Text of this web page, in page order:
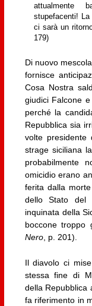
attualmente
stupefacenti! La
ci sarà un
179)
Di nuovo
fornisce
Cosa Nostra
giudici Falcone
perché la
Repubblica sia
volte presidente
strage siciliana
probabilmente
omicidio erano
ferita dalla
dello Stato del
inquinata della
boccone troppo
Nero, p. 201).
Il diavolo ci
stessa fine di
della Repubblica
fa riferimento in